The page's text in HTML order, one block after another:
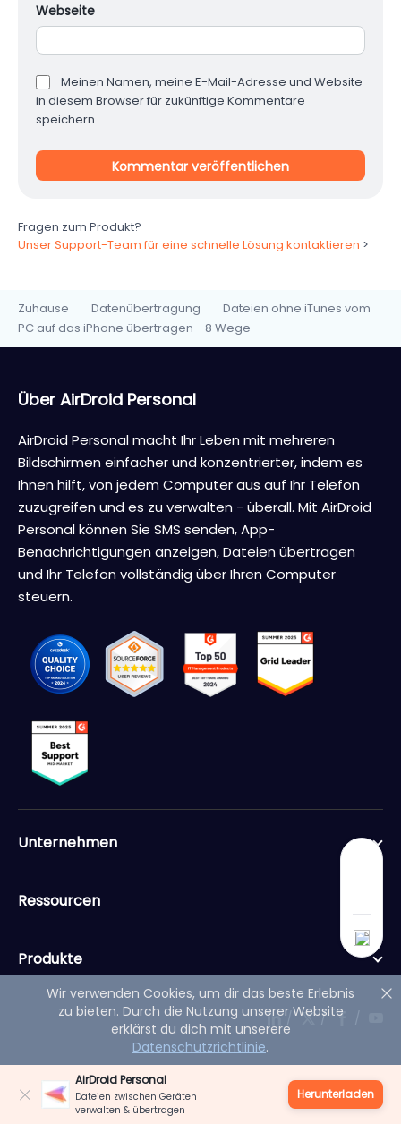
Webseite
Meinen Namen, meine E-Mail-Adresse und Website
in diesem Browser für zukünftige Kommentare
speichern.
Fragen zum Produkt?
Unser Support-Team für eine schnelle Lösung kontaktieren >
Zuhause Datenübertragung
Dateien ohne iTunes vom
PC auf das iPhone übertragen - 8 Wege
AirDroid Personal
Dateien zwischen Geräten
verwalten & übertragen
Herunterladen
Über AirDroid Personal
AirDroid Personal macht Ihr Leben mit mehreren
Bildschirmen einfacher und konzentrierter, indem es
Ihnen hilft, von jedem Computer aus auf Ihr Telefon
zuzugreifen und es zu verwalten - überall. Mit AirDroid
Personal können Sie SMS senden, App-
Benachrichtigungen anzeigen, Dateien übertragen
und Ihr Telefon vollständig über Ihren Computer
steuern.
Unternehmen
Ressourcen
Produkte
/ / /
© 2011-2025 Sand Studio, Singapur
Wir verwenden Cookies, um dir das beste Erlebnis
zu bieten. Durch die Nutzung unserer Website
erklärst du dich mit unserere
Datenschutzrichtlinie.